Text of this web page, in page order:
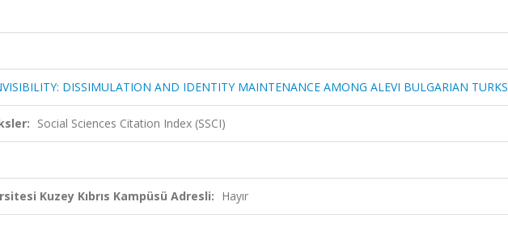
DISSIMULATION AND IDENTITY MAINTENANCE AMONG ALEVI BULGARIAN TURKS
Social Sciences Citation Index (SSCI)
Kuzey Kıbrıs Kampüsü Adresli: Hayır